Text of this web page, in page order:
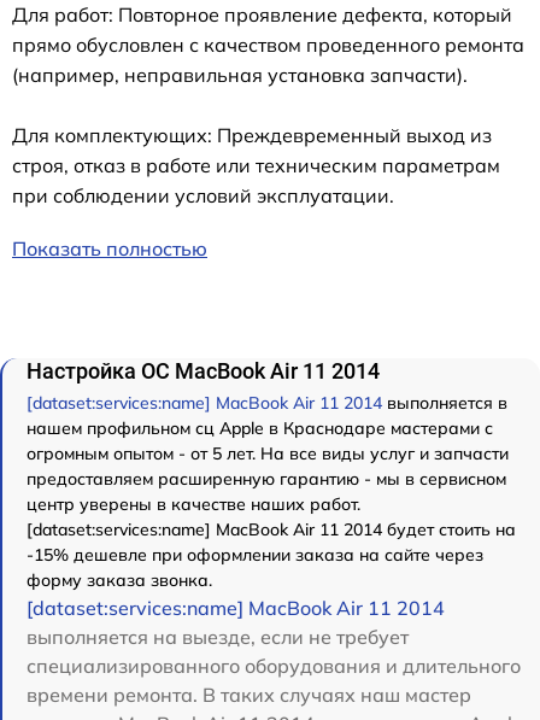
Для работ: Повторное проявление дефекта, который
прямо обусловлен с качеством проведенного ремонта
(например, неправильная установка запчасти).
Для комплектующих: Преждевременный выход из
строя, отказ в работе или техническим параметрам
при соблюдении условий эксплуатации.
Показать полностью
Настройка ОС MacBook Air 11 2014
[dataset:services:name] MacBook Air 11 2014 выполняется в
нашем профильном сц Apple в Краснодаре мастерами с
огромным опытом - от 5 лет. На все виды услуг и запчасти
предоставляем расширенную гарантию - мы в сервисном
центр уверены в качестве наших работ.
[dataset:services:name] MacBook Air 11 2014 будет стоить на
-15% дешевле при оформлении заказа на сайте через
форму заказа звонка.
[dataset:services:name] MacBook Air 11 2014
выполняется на выезде, если не требует
специализированного оборудования и длительного
времени ремонта. В таких случаях наш мастер